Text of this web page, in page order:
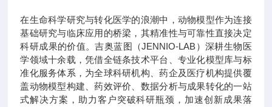
在生命科学研究与转化医学的浪潮中，动物模型作为连接
基础研究与临床应用的桥梁，其精准性与可靠性直接决定
科研成果的价值。吉奥蓝图（JENNIO-LAB）深耕生物医
学领域十余载，凭借全链条技术平台、专业化模型库与标
准化服务体系，为全球科研机构、药企及医疗机构提供覆
盖动物模型构建、药效评价、数据分析与成果转化的一站
式解决方案，助力客户突破科研瓶颈，加速创新成果落